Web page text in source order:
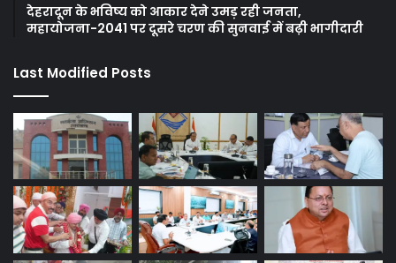
देहरादून के भविष्य को आकार देने उमड़ रही जनता,
महायोजना-2041 पर दूसरे चरण की सुनवाई में बढ़ी भागीदारी
Last Modified Posts